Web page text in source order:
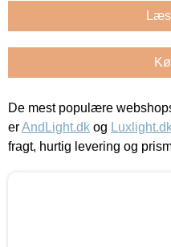
De mest populære
erAndLight.dk og
fragt, hurtig levering og